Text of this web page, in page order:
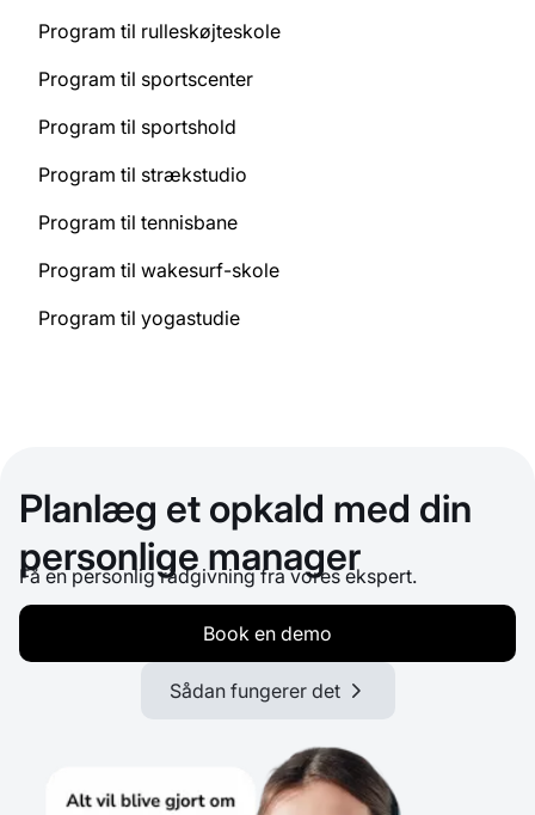
Program til rulleskøjteskole
Program til sportscenter
Program til sportshold
Program til strækstudio
Program til tennisbane
Program til wakesurf-skole
Program til yogastudie
Planlæg et opkald med din
personlige manager
Få en personlig rådgivning fra vores ekspert.
Book en demo
Sådan fungerer det